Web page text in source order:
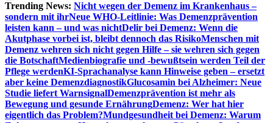
Trending News: Nicht wegen der Demenz im Krankenhaus –
sondern mit ihrNeue WHO-Leitlinie: Was Demenzprävention
leisten kann – und was nichtDelir bei Demenz: Wenn die
Akutphase vorbei ist, bleibt dennoch das RisikoMenschen mit
Demenz wehren sich nicht gegen Hilfe – sie wehren sich gegen
die BotschaftMedienbiografie und -bewußtsein werden Teil der
Pflege werdenKI-Sprachanalyse kann Hinweise geben – ersetzt
aber keine DemenzdiagnostikGlucosamin bei Alzheimer: Neue
Studie liefert WarnsignalDemenzprävention ist mehr als
Bewegung und gesunde ErnährungDemenz: Wer hat hier
eigentlich das Problem?Mundgesundheit bei Demenz: Warum